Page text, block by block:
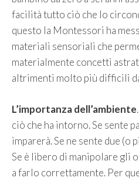
facilità tutto ciò che lo
questo la Montessori ha
materiali sensoriali che
materialmente concetti
altrimenti molto più difficili
L’importanza dell’ambiente
ciò che ha intorno. Se sente
imparerà. Se ne sente due (o
Se è libero di manipolare gli
a farlo correttamente. Per